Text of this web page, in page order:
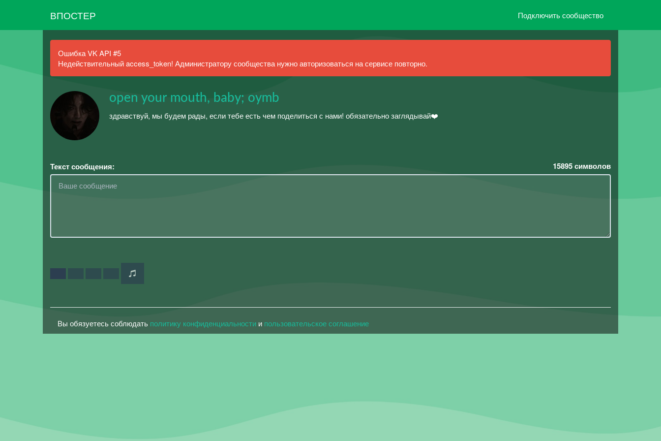
ВПОСТЕР Подключить сообщество
Ошибка VK API #5
Недействительный access_token! Администратору сообщества нужно авторизоваться на сервисе повторно.
open your mouth, baby; oymb
здравствуй, мы будем рады, если тебе есть чем поделиться с нами! обязательно заглядывай❤️
Текст сообщения: 15895символов
Вы обязуетесь соблюдать политику конфиденциальности и пользовательское соглашение